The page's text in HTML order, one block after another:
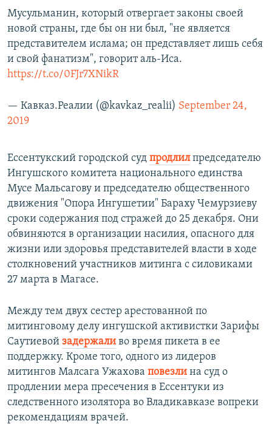
Мусульманин, который отвергает законы своей
новой страны, где бы он ни был, "не является
представителем ислама; он представляет лишь себя
и свой фанатизм", говорит аль-Иса.
https://t.co/0FJr7XNikR
— Кавказ.Реалии (@kavkaz_realii) September 24,
2019
Ессентукский городской суд продлилпредседателю
Ингушского комитета национального единства
Мусе Мальсагову и председателю общественного
движения "Опора Ингушетии" Бараху Чемурзиеву
сроки содержания под стражей до 25 декабря. Они
обвиняются в организации насилия, опасного для
жизни или здоровья представителей власти в ходе
столкновений участников митинга с силовиками
27 марта в Магасе.
Между тем двух сестер арестованной по
митинговому делу ингушской активистки Зарифы
Саутиевой задержали во время пикета в ее
поддержку. Кроме того, одного из лидеров
митингов Малсага Ужахова повезли на суд о
продлении мера пресечения в Ессентуки из
следственного изолятора во Владикавказе вопреки
рекомендациям врачей.